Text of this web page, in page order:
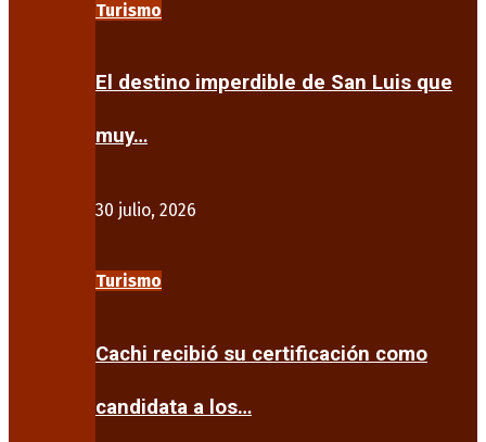
Turismo
El destino imperdible de San Luis que
muy…
30 julio, 2026
Turismo
Cachi recibió su certificación como
candidata a los…